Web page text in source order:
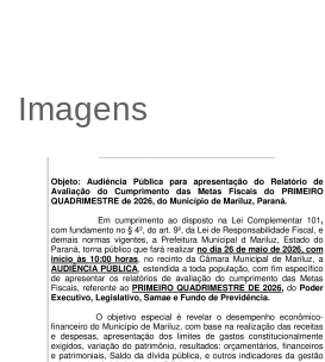
Imagens